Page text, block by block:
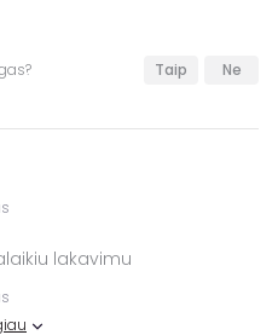
Taip Ne
lakavimu